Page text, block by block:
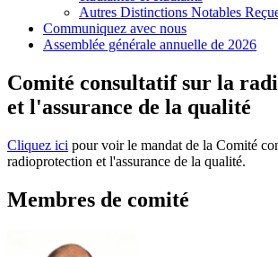
Autres Distinctions Notables
Communiquez avec nous
Assemblée générale annuelle de 2026
Comité consultatif sur la
et l'assurance de la qualité
Cliquez ici pour voir le mandat de la Comité
radioprotection et l'assurance de la qualité.
Membres de comité